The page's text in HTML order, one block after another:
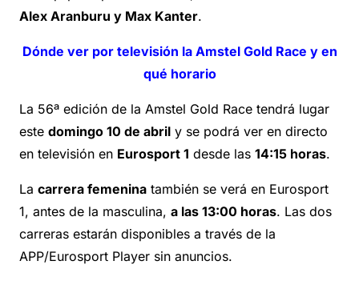
Alex Aranburu y Max Kanter.
Dónde ver por televisión la Amstel Gold Race y en
qué horario
La 56ª edición de la Amstel Gold Race tendrá lugar
este domingo 10 de abril y se podrá ver en directo
en televisión en Eurosport 1 desde las 14:15 horas.
La carrera femenina también se verá en Eurosport
1, antes de la masculina, a las 13:00 horas. Las dos
carreras estarán disponibles a través de la
APP/Eurosport Player sin anuncios.